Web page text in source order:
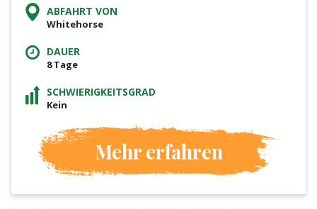
ABFAHRT VON
Whitehorse
DAUER
8 Tage
SCHWIERIGKEITSGRAD
Kein
Mehr erfahren